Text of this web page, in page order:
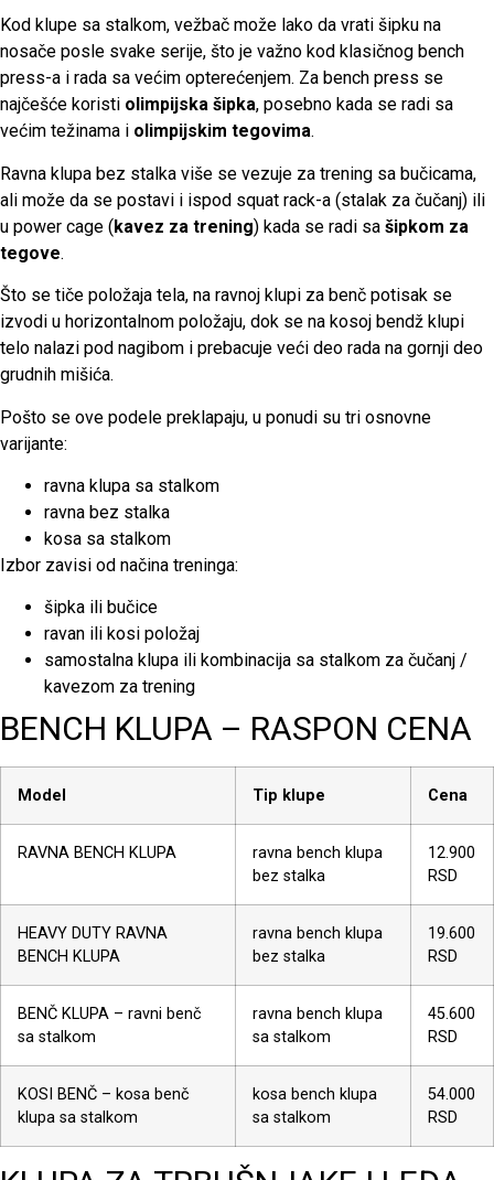
Kod klupe sa stalkom, vežbač može lako da vrati šipku na
nosače posle svake serije, što je važno kod klasičnog bench
press-a i rada sa većim opterećenjem. Za bench press se
najčešće koristi olimpijska šipka, posebno kada se radi sa
većim težinama i olimpijskim tegovima.
Ravna klupa bez stalka više se vezuje za trening sa bučicama,
ali može da se postavi i ispod squat rack-a (stalak za čučanj) ili
u power cage (kavez za trening) kada se radi sa šipkom za
tegove.
Što se tiče položaja tela, na ravnoj klupi za benč potisak se
izvodi u horizontalnom položaju, dok se na kosoj bendž klupi
telo nalazi pod nagibom i prebacuje veći deo rada na gornji deo
grudnih mišića.
Pošto se ove podele preklapaju, u ponudi su tri osnovne
varijante:
ravna klupa sa stalkom
ravna bez stalka
kosa sa stalkom
Izbor zavisi od načina treninga:
šipka ili bučice
ravan ili kosi položaj
samostalna klupa ili kombinacija sa stalkom za čučanj /
kavezom za trening
BENCH KLUPA – RASPON CENA
Model Tip klupe Cena
RAVNA BENCH KLUPA
ravna bench klupa
bez stalka
12.900
RSD
HEAVY DUTY RAVNA
BENCH KLUPA
ravna bench klupa
bez stalka
19.600
RSD
BENČ KLUPA – ravni benč
sa stalkom
ravna bench klupa
sa stalkom
45.600
RSD
KOSI BENČ – kosa benč
klupa sa stalkom
kosa bench klupa
sa stalkom
54.000
RSD